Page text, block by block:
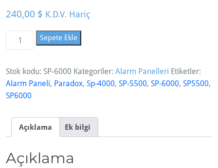
240,00 $ K.D.V. Hariç
P
6
0
0
ö
Sepete Ekle
Stok kodu: SP-6000 Kategoriler: Alarm Panelleri Etiketler:
Alarm Paneli, Paradox, Sp-4000, SP-5500, SP-6000, SP5500,
SP6000
Açıklama Ek bilgi
Açıklama